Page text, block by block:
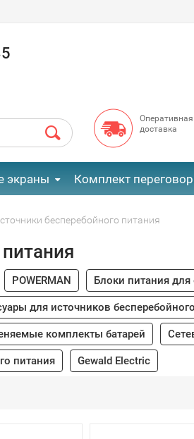
Оперативная
доставка
экраны Комплект
бесперебойного питания
POWERMAN Блоки питания для
для источников
комплекты батарей
питания Gewald Electric